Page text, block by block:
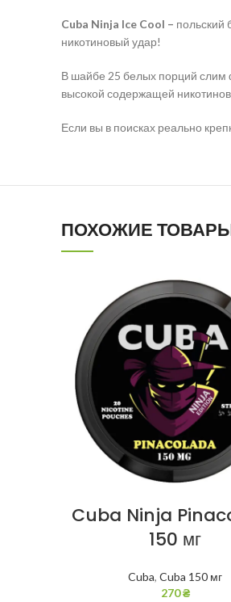
Cuba Ninja Ice Cool – польский
никотиновый удар!
В шайбе 25 белых порций слим
высокой содержащей
Если вы в поисках реально
ПОХОЖИЕ
Cuba Ninja
150 мг
Cuba, Cuba 150 мг
270₴